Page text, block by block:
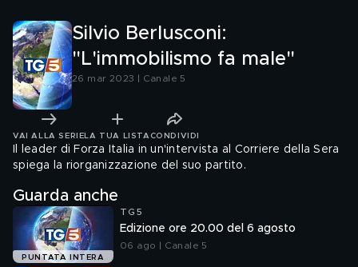
Silvio Berlusconi:
"L'immobilismo fa male"
26 mar 2023 | Canale 5
VAI ALLA SERIE LA TUA LISTA CONDIVIDI
Il leader di Forza Italia in un'intervista al Corriere della Sera
spiega la riorganizzazione del suo partito.
Guarda anche
PUNTATA INTERA
TG5
Edizione ore 20.00 del 6 agosto
06 ago | Canale 5